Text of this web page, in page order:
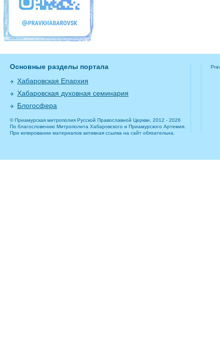
Основные разделы портала
Хабаровская Епархия
Хабаровская духовная семинария
Блогосфера
© Приамурская митрополия Русской Православной Церкви, 2012 - 2026
По благословению Митрополита Хабаровского и Приамурского Артемия.
При копировании материалов активная ссылка на сайт обязательна.